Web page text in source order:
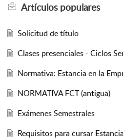
Artículospopulares
Solicitud de título
Clases presenciales - Ciclos
Normativa: Estancia en la
NORMATIVA FCT (antigua)
Exámenes Semestrales
Requisitos para cursar